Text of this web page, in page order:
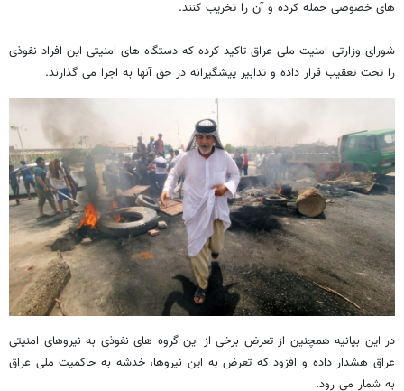
های خصوصی حمله کرده و آن را تخریب کنند.
شورای وزارتی امنیت ملی عراق تاکید کرده که دستگاه های امنیتی این افراد نفوذی
را تحت تعقیب قرار داده و تدابیر پیشگیرانه در حق آنها به اجرا می گذارند.
در این بیانیه همچنین از تعرض برخی از این گروه های نفوذی به نیروهای امنیتی
عراق هشدار داده و افزود که تعرض به این نیروها، خدشه به حاکمیت ملی عراق
به شمار می رود.